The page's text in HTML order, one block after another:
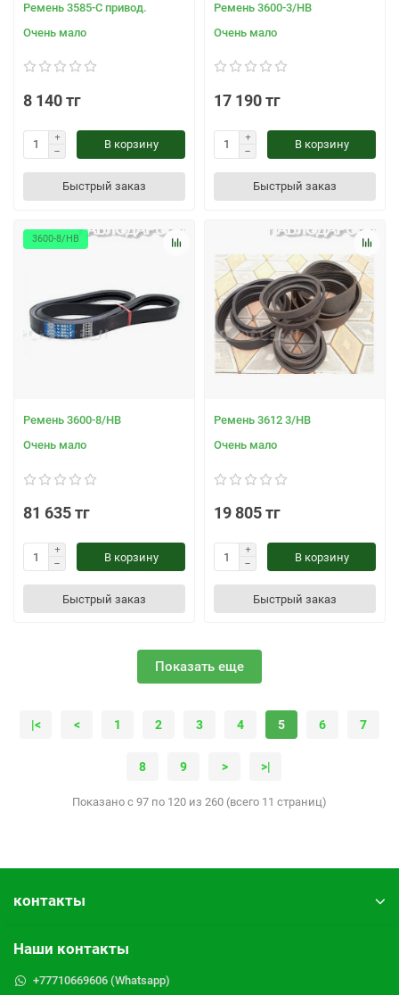
Ремень 3585-С привод.
Очень мало
8 140 тг
В корзину
Быстрый заказ
Ремень 3600-3/НВ
Очень мало
17 190 тг
В корзину
Быстрый заказ
3600-8/НВ
Ремень 3600-8/НВ
Очень мало
81 635 тг
В корзину
Быстрый заказ
Ремень 3612 3/НВ
Очень мало
19 805 тг
В корзину
Быстрый заказ
Показать еще
|< < 1 2 3 4 5 6 7
8 9 > >|
Показано с 97 по 120 из 260 (всего 11 страниц)
контакты
Наши контакты
+77710669606 (Whatsapp)